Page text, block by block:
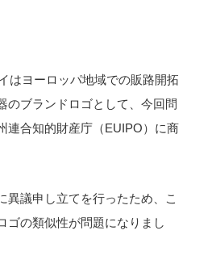
はヨーロッパ地域での販路開拓
のブランドロゴとして、今回問
連合知的財産庁（EUIPO）に商
異議申し立てを行ったため、こ
ゴの類似性が問題になりまし